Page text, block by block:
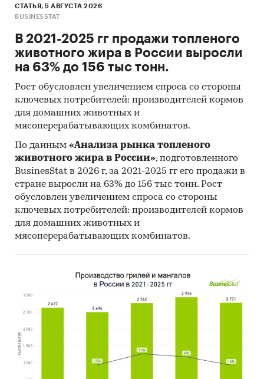
МЕТОДОЛОГИЯ ИССЛЕДОВАНИЯ
Исследование проводилось с помощью анализа
первичных и вторичных источников данных.
Первичные источники
Аудит розничной торговли
Опрос экспертов рынка и оптовых
компаний
Вторичные источники
РФ (ФТС РФ), Министерства сельского
хозяйства РФ (МСХ РФ)
Сбор данных общеделовых и
региональные информационные агентства)
СТАТЬЯ, 5 АВГУСТА 2026
BUSINESSTAT
В 2021-2025 гг продажи топленого
животного жира в России выросли
на 63% до 156 тыс тонн.
Рост обусловлен увеличением спроса со стороны
ключевых потребителей: производителей кормов
для домашних животных и
мясоперерабатывающих комбинатов.
По данным «Анализа рынка топленого
животного жира в России», подготовленного
BusinesStat в 2026 г, за 2021-2025 гг его продажи в
стране выросли на 63% до 156 тыс тонн. Рост
обусловлен увеличением спроса со стороны
ключевых потребителей: производителей кормов
для домашних животных и
мясоперерабатывающих комбинатов.